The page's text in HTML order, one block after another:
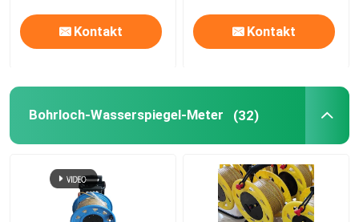
Kontakt Kontakt
Bohrloch-Wasserspiegel-Meter (32)